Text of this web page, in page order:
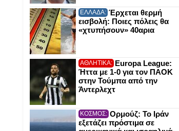
ΕΛΛΑΔΑ: Έρχεται θερμή
εισβολή: Ποιες πόλεις θα
«χτυπήσουν» 40αρια
ΑΘΛΗΤΙΚΑ: Europa League:
Ήττα με 1-0 για τον ΠΑΟΚ
στην Τούμπα από την
Άντερλεχτ
ΚΟΣΜΟΣ: Ορμούζ: Το Ιράν
εξετάζει πρόστιμα σε